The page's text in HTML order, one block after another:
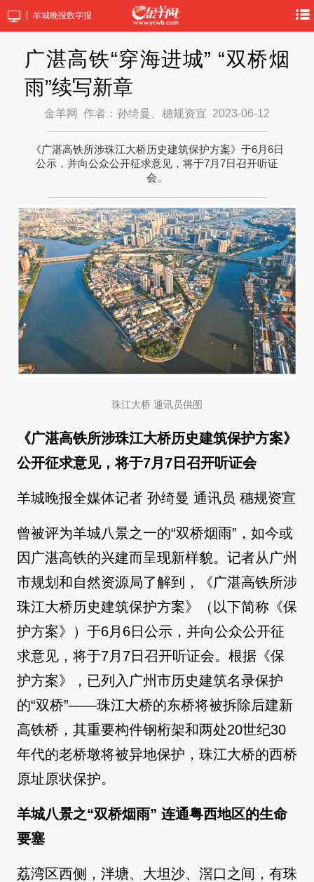
羊城晚报数字报
广湛高铁“穿海进城” “双桥烟
雨”续写新章
金羊网 作者：孙绮曼、穗规资宣 2023-06-12
《广湛高铁所涉珠江大桥历史建筑保护方案》于6月6日
公示，并向公众公开征求意见，将于7月7日召开听证
会。
珠江大桥 通讯员供图
《广湛高铁所涉珠江大桥历史建筑保护方案》
公开征求意见，将于7月7日召开听证会
羊城晚报全媒体记者 孙绮曼 通讯员 穗规资宣
曾被评为羊城八景之一的“双桥烟雨”，如今或
因广湛高铁的兴建而呈现新样貌。记者从广州
市规划和自然资源局了解到，《广湛高铁所涉
珠江大桥历史建筑保护方案》（以下简称《保
护方案》）于6月6日公示，并向公众公开征
求意见，将于7月7日召开听证会。根据《保
护方案》，已列入广州市历史建筑名录保护
的“双桥”——珠江大桥的东桥将被拆除后建新
高铁桥，其重要构件钢桁架和两处20世纪30
年代的老桥墩将被异地保护，珠江大桥的西桥
原址原状保护。
羊城八景之“双桥烟雨” 连通粤西地区的生命
要塞
荔湾区西侧，泮塘、大坦沙、滘口之间，有珠